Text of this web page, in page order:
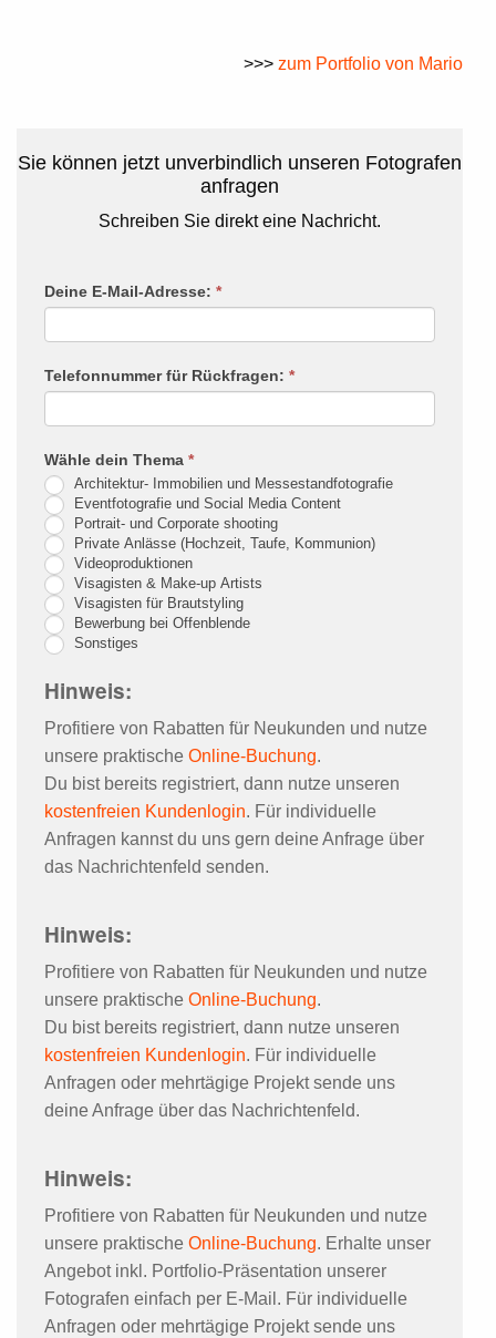
>>> zum Portfolio von Mario
Sie können jetzt unverbindlich unseren Fotografen
anfragen
Schreiben Sie direkt eine Nachricht.
Rückruf
Deine E-Mail-Adresse: *
Telefonnummer für Rückfragen: *
Wähle dein Thema *
Architektur- Immobilien und Messestandfotografie
Eventfotografie und Social Media Content
Portrait- und Corporate shooting
Private Anlässe (Hochzeit, Taufe, Kommunion)
Videoproduktionen
Visagisten & Make-up Artists
Visagisten für Brautstyling
Bewerbung bei Offenblende
Sonstiges
Hinweis:
Profitiere von Rabatten für Neukunden und nutze
unsere praktische Online-Buchung.
Du bist bereits registriert, dann nutze unseren
kostenfreien Kundenlogin. Für individuelle
Anfragen kannst du uns gern deine Anfrage über
das Nachrichtenfeld senden.
Hinweis:
Profitiere von Rabatten für Neukunden und nutze
unsere praktische Online-Buchung.
Du bist bereits registriert, dann nutze unseren
kostenfreien Kundenlogin. Für individuelle
Anfragen oder mehrtägige Projekt sende uns
deine Anfrage über das Nachrichtenfeld.
Hinweis:
Profitiere von Rabatten für Neukunden und nutze
unsere praktische Online-Buchung. Erhalte unser
Angebot inkl. Portfolio-Präsentation unserer
Fotografen einfach per E-Mail. Für individuelle
Anfragen oder mehrtägige Projekt sende uns
Falls
bist,
Feld
leer.